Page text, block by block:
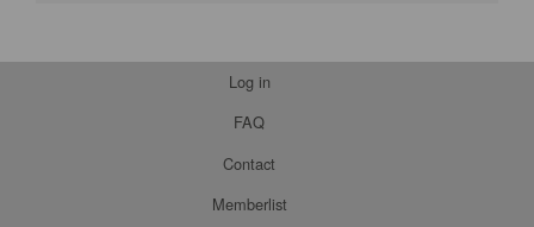
Log in
FAQ
Contact
Memberlist